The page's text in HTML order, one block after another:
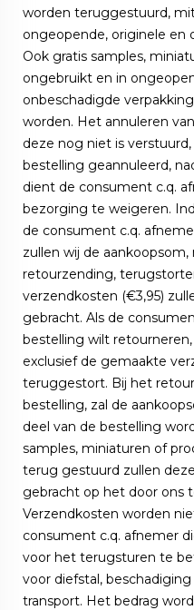
worden teruggestuurd,
ongeopende, originele en
Ook gratis samples,
ongebruikt en in
onbeschadigde
worden. Het annuleren
deze nog niet is
bestelling geannuleerd,
dient de consument c.q.
bezorging te weigeren.
de consument c.q.
zullen wij de
retourzending,
verzendkosten (€3,95)
gebracht. Als de
bestelling wilt
exclusief de gemaakte
teruggestort. Bij het
bestelling, zal de
deel van de bestelling
samples, miniaturen of
terug gestuurd zullen
gebracht op het door ons
Verzendkosten worden
consument c.q. afnemer
voor het terugsturen te
voor diefstal,
transport. Het bedrag